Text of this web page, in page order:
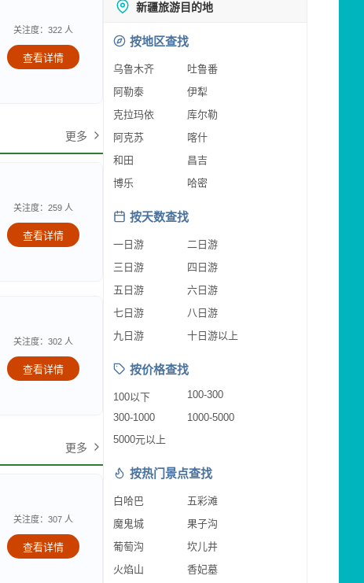
关注度：322 人
查看详情
更多
关注度：259 人
查看详情
关注度：302 人
查看详情
更多
关注度：307 人
查看详情
新疆旅游目的地
按地区查找
乌鲁木齐
吐鲁番
阿勒泰
伊犁
克拉玛依
库尔勒
阿克苏
喀什
和田
昌吉
博乐
哈密
按天数查找
一日游
二日游
三日游
四日游
五日游
六日游
七日游
八日游
九日游
十日游以上
按价格查找
100以下
100-300
300-1000
1000-5000
5000元以上
按热门景点查找
白哈巴
五彩滩
魔鬼城
果子沟
葡萄沟
坎儿井
火焰山
香妃墓